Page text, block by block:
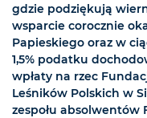
gdzie podziękują
wsparcie corocznie
Papieskiego oraz w
1,5% podatku
wpłaty na rzec
Leśników Polskich w
zespołu absolwentów